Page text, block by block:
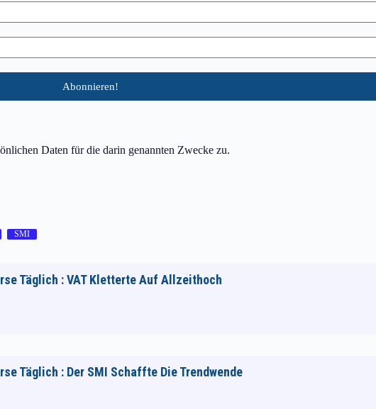
Daten für die darin genannten Zwecke zu.
SMI
Täglich : VAT Kletterte Auf Allzeithoch
Täglich : Der SMI Schaffte Die Trendwende